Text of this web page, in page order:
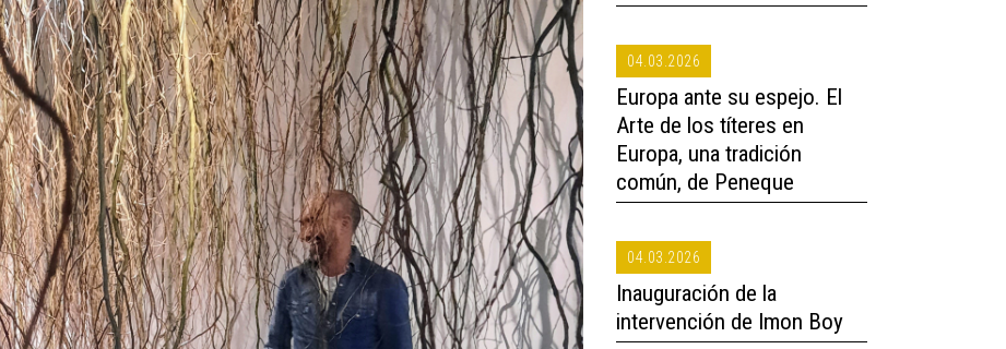
04.03.2026
Europa ante su espejo. El
Arte de los títeres en
Europa, una tradición
común, de Peneque
04.03.2026
Inauguración de la
intervención de Imon Boy